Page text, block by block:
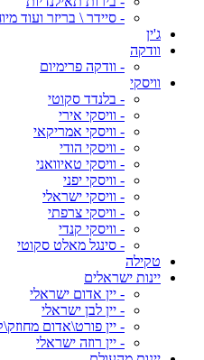
- סיידר \ בריזר ועוד
ג'ין
וודקה
- וודקה פרימיום
וויסקי
- בלנדד סקוטי
- וויסקי אירי
- וויסקי אמריקאי
- וויסקי הודי
- וויסקי טאיוואני
- וויסקי יפני
- וויסקי ישראלי
- וויסקי צרפתי
- וויסקי קנדי
- סינגל מאלט סקוטי
טקילה
יינות ישראלים
- יין אדום ישראלי
- יין לבן ישראלי
- יין פורט\אדום
- יין רוזה ישראלי